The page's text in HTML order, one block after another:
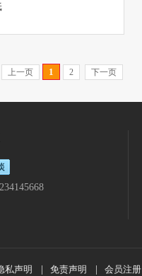
上一页 1 2 下一页
私声明 免责声明 会员注册